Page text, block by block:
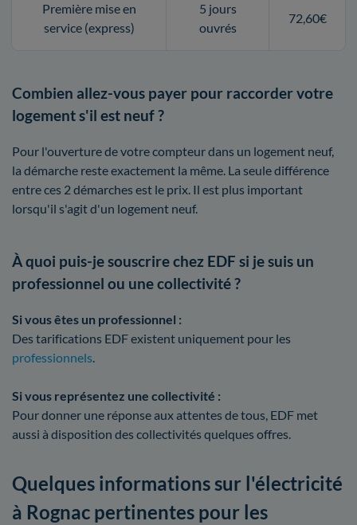
Première mise en
service (express)
5 jours
ouvrés
72,60€
Combien allez-vous payer pour raccorder votre
logement s'il est neuf ?
Pour l'ouverture de votre compteur dans un logement neuf,
la démarche reste exactement la même. La seule différence
entre ces 2 démarches est le prix. Il est plus important
lorsqu'il s'agit d'un logement neuf.
À quoi puis-je souscrire chez EDF si je suis un
professionnel ou une collectivité ?
Si vous êtes un professionnel :
Des tarifications EDF existent uniquement pour les
professionnels.
Si vous représentez une collectivité :
Pour donner une réponse aux attentes de tous, EDF met
aussi à disposition des collectivités quelques offres.
Quelques informations sur l'électricité
à Rognac pertinentes pour les